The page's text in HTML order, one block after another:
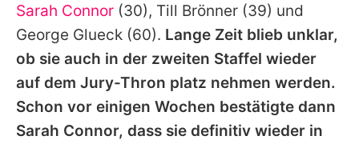
Sarah Connor (30), Till Brönner (39) und
George Glueck (60). Lange Zeit blieb unklar,
ob sie auch in der zweiten Staffel wieder
auf dem Jury-Thron platz nehmen werden.
Schon vor einigen Wochen bestätigte dann
Sarah Connor, dass sie definitiv wieder in